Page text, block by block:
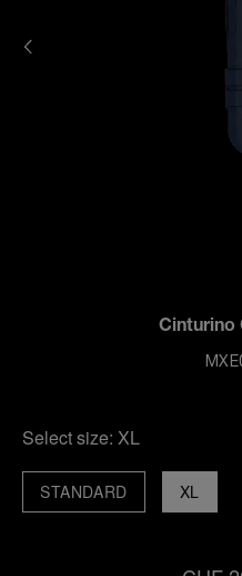
Cinturino
Select size: XL
XL
STANDARD